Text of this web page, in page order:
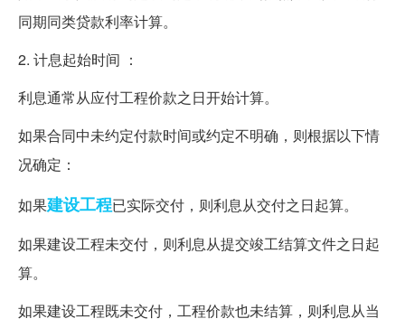
同期同类贷款利率计算。
2. 计息起始时间 ：
利息通常从应付工程价款之日开始计算。
如果合同中未约定付款时间或约定不明确，则根据以下情
况确定：
如果建设工程已实际交付，则利息从交付之日起算。
如果建设工程未交付，则利息从提交竣工结算文件之日起
算。
如果建设工程既未交付，工程价款也未结算，则利息从当